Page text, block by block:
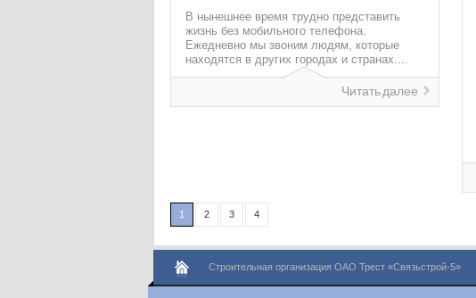
В нынешнее время трудно представить
жизнь без мобильного телефона.
Ежедневно мы звоним людям, которые
находятся в других городах и странах....
Читать далее
1 2 3 4
Строительная организация ОАО Трест «Связьстрой-5»